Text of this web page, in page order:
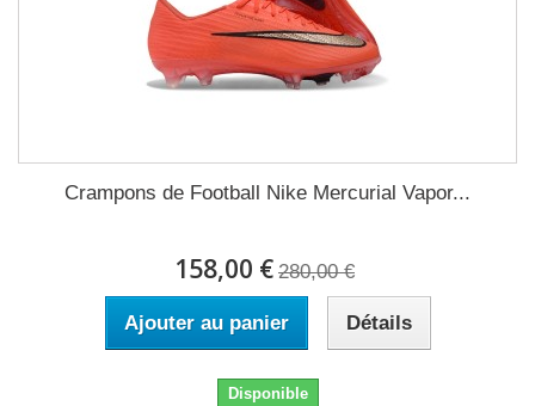
Crampons de Football Nike Mercurial Vapor...
158,00 € 280,00 €
Ajouter au panier Détails
Disponible